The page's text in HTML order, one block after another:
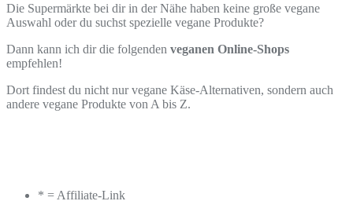
Die Supermärkte bei dir in der Nähe haben keine große vegane
Auswahl oder du suchst spezielle vegane Produkte?
Dann kann ich dir die folgenden veganen Online-Shops
empfehlen!
Dort findest du nicht nur vegane Käse-Alternativen, sondern auch
andere vegane Produkte von A bis Z.
* = Affiliate-Link